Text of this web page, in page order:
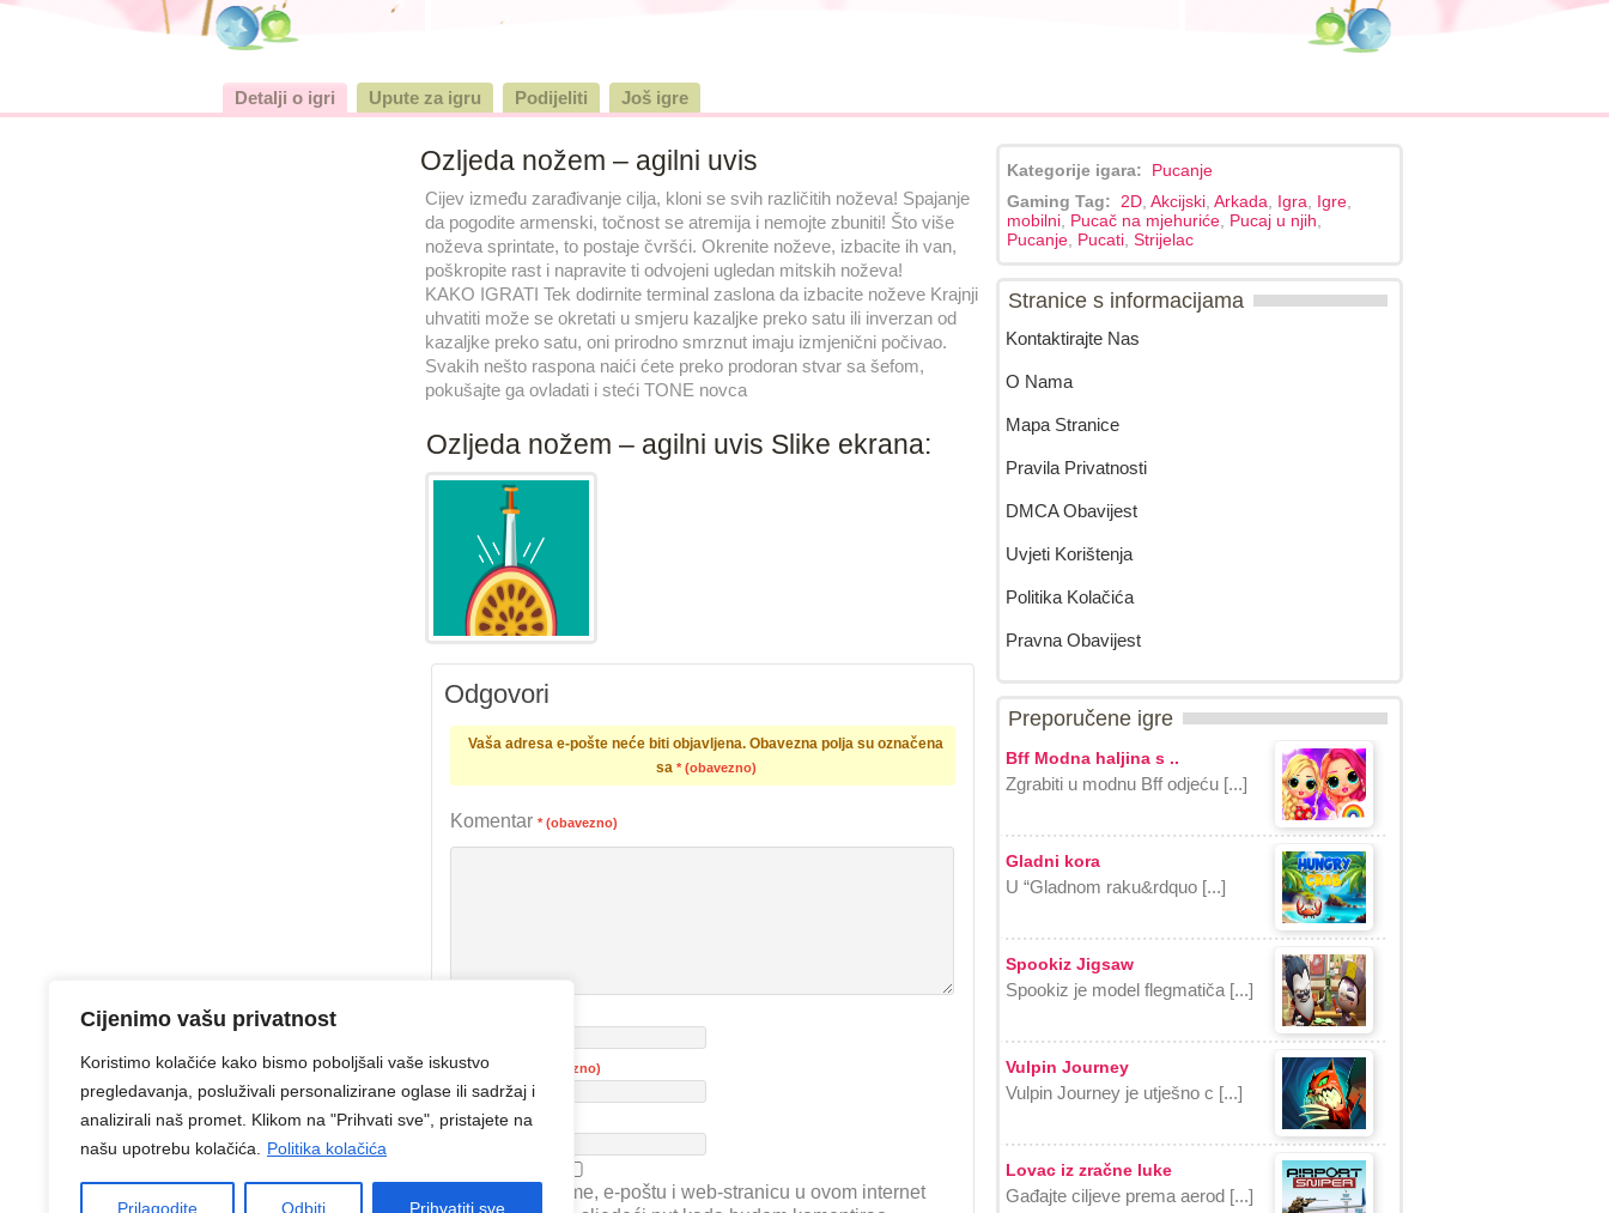
Cijenimo vašu privatnost
Koristimo kolačiće kako bismo poboljšali vaše iskustvo
pregledavanja, posluživali personalizirane oglase ili sadržaj i
analizirali naš promet. Klikom na "Prihvati sve", pristajete na
našu upotrebu kolačića.
Politika kolačića
Prilagodite Odbiti Prihvatiti sve
Detalji o igri Upute za igru Podijeliti Još igre
Ozljeda nožem – agilni uvis
Cijev između zarađivanje cilja, kloni se svih različitih noževa! Spajanje
da pogodite armenski, točnost se atremija i nemojte zbuniti! Što više
noževa sprintate, to postaje čvršći. Okrenite noževe, izbacite ih van,
poškropite rast i napravite ti odvojeni ugledan mitskih noževa!
KAKO IGRATI Tek dodirnite terminal zaslona da izbacite noževe Krajnji
uhvatiti može se okretati u smjeru kazaljke preko satu ili inverzan od
kazaljke preko satu, oni prirodno smrznut imaju izmjenični počivao.
Svakih nešto raspona naići ćete preko prodoran stvar sa šefom,
pokušajte ga ovladati i steći TONE novca
Ozljeda nožem – agilni uvis Slike ekrana:
Odgovori
Vaša adresa e-pošte neće biti objavljena. Obavezna polja su označena
sa * (obavezno)
Komentar * (obavezno)
E-pošta * (obavezno)
Web-stranica
Spremi moje ime, e-poštu i web-stranicu u ovom internet
Kategorije igara: Pucanje
Gaming Tag: 2D Akcijski Arkada Igra Igre
mobilni Pucač na mjehuriće Pucaj u njih
Pucanje Pucati Strijelac
Stranice s informacijama
Kontaktirajte Nas
O Nama
Mapa Stranice
Pravila Privatnosti
DMCA Obavijest
Uvjeti Korištenja
Politika Kolačića
Pravna Obavijest
Preporučene igre
Bff Modna haljina s ..
Zgrabiti u modnu Bff odjeću [...]
Gladni kora
U “Gladnom raku&rdquo [...]
Spookiz Jigsaw
Spookiz je model flegmatiča [...]
Vulpin Journey
Vulpin Journey je utješno c [...]
Lovac iz zračne luke
Gađajte ciljeve prema aerod [...]